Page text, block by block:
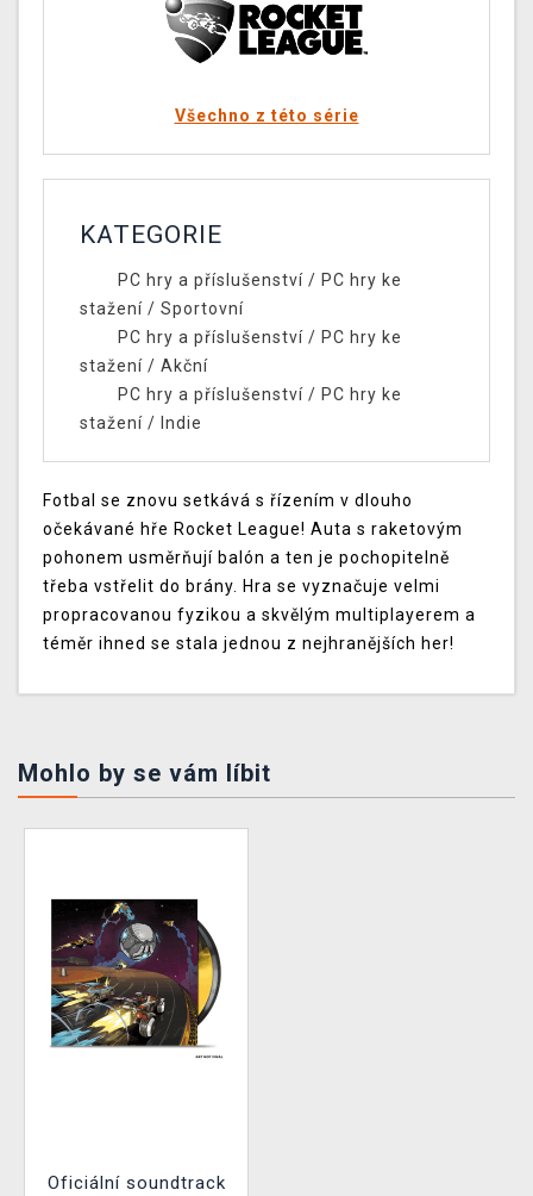
Všechno z této série
KATEGORIE
PC hry a příslušenství/ PC hry ke
stažení / Sportovní
PC hry a příslušenství/ PC hry ke
stažení / Akční
PC hry a příslušenství/ PC hry ke
stažení / Indie
Fotbal se znovu setkává s řízením v dlouho
očekávané hře Rocket League! Auta s raketovým
pohonem usměrňují balón a ten je pochopitelně
třeba vstřelit do brány. Hra se vyznačuje velmi
propracovanou fyzikou a skvělým multiplayerem a
téměr ihned se stala jednou z nejhranějších her!
Mohlo by se vám líbit
Oficiální soundtrack